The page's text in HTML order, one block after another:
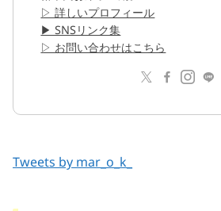
▷ 詳しいプロフィール
▶︎ SNSリンク集
▷ お問い合わせはこちら
Tweets by mar_o_k_